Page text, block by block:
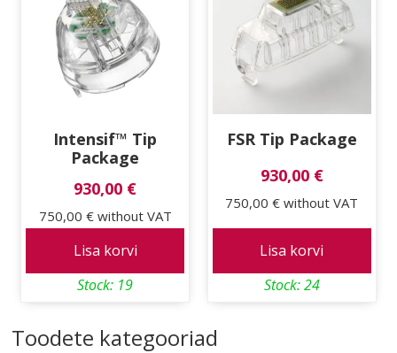
Intensif™ Tip
Package
930,00 €
750,00 € without VAT
Lisa korvi
Stock: 19
FSR Tip Package
930,00 €
750,00 €without VAT
Lisa korvi
Stock: 24
Toodete kategooriad